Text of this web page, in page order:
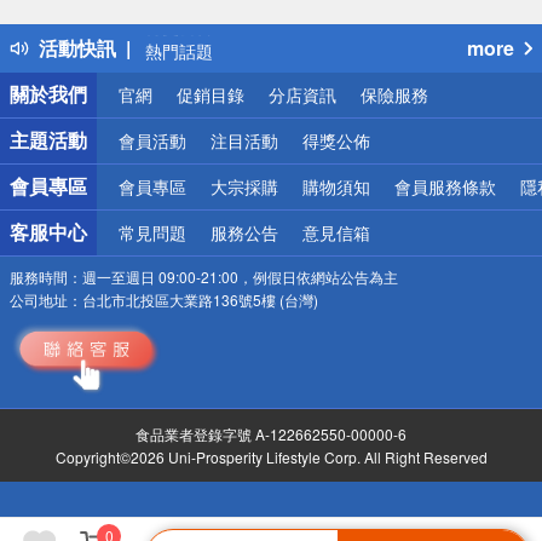
0
活動快訊
得獎公告
熱門話題
銀行優惠
偏遠地區配送
詐騙網頁！請小心！
more
關於我們
官網 促銷目錄 分店資訊 保險服務
主題活動 會員活動 注目活動 得獎公佈
會員專區 會員專區 大宗採購 購物須知 會員服務條款 隱
客服中心 常見問題 服務公告 意見信箱
服務時間： 週一至週日 09:00-21:00，例假日依網站公告為主
公司地址： 台北市北投區大業路136號5樓 (台灣)
食品業者登錄字號 A-122662550-00000-6
Copyright©2026 Uni-Prosperity Lifestyle Corp. All Right Reserved